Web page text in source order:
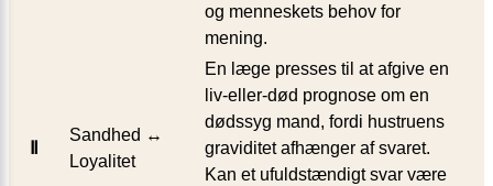
og menneskets behov for
mening.
Sandhed ↔
Loyalitet
En læge presses til at afgive en
liv-eller-død prognose om en
dødssyg mand, fordi hustruens
graviditet afhænger af svaret.
Kan et ufuldstændigt svar være